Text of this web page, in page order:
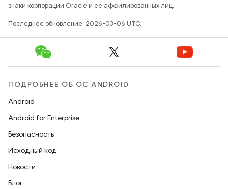
знаки корпорации Oracle и ее аффилированных лиц.
Последнее обновление: 2026-03-06 UTC.
ПОДРОБНЕЕ ОБ ОС ANDROID
Android
Android for Enterprise
Безопасность
Исходный код
Новости
Блог